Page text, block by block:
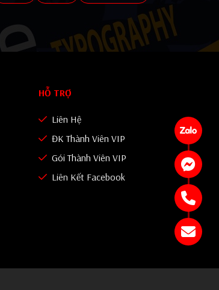
HỖ TRỢ
Liên Hệ
ĐK Thành Viên VIP
Gói Thành Viên VIP
Liên Kết Facebook